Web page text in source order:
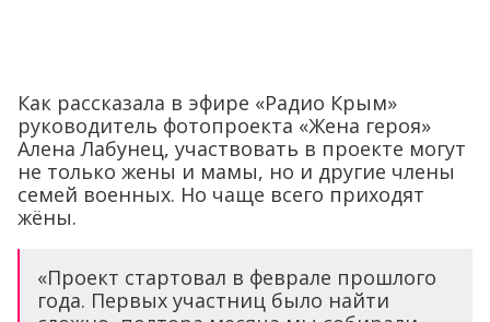
Как рассказала в эфире «Радио Крым»
руководитель фотопроекта «Жена героя»
Алена Лабунец, участвовать в проекте могут
не только жены и мамы, но и другие члены
семей военных. Но чаще всего приходят
жёны.
«Проект стартовал в феврале прошлого
года. Первых участниц было найти